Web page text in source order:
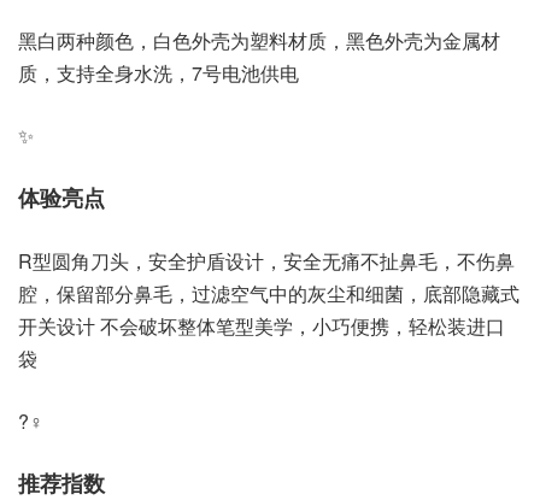
黑白两种颜色，白色外壳为塑料材质，黑色外壳为金属材
质，支持全身水洗，7号电池供电
✨
体验亮点
R型圆角刀头，安全护盾设计，安全无痛不扯鼻毛，不伤鼻
腔，保留部分鼻毛，过滤空气中的灰尘和细菌，底部隐藏式
开关设计 不会破坏整体笔型美学，小巧便携，轻松装进口
袋
?‍♀️
推荐指数